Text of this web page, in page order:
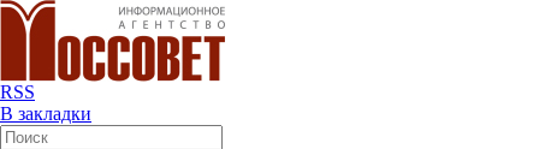
RSS
В закладки